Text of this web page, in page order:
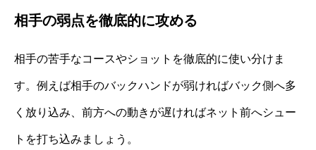
相手の弱点を徹底的に攻める
相手の苦手なコースやショットを徹底的に使い分けま
す。例えば相手のバックハンドが弱ければバック側へ多
く放り込み、前方への動きが遅ければネット前へシュー
トを打ち込みましょう。